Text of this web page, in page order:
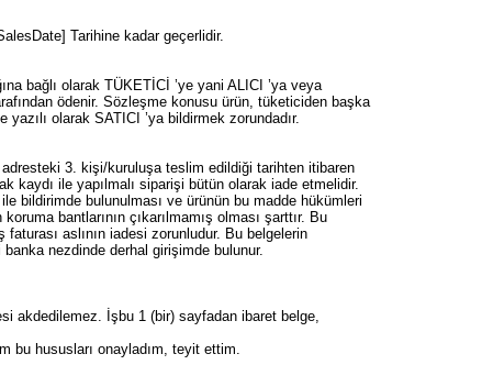
Tarihine kadar geçerlidir.
bağlı olarak TÜKETİCİ ’ye yani ALICI ’ya veya
ödenir. Sözleşme konusu ürün, tüketiciden başka
olarak SATICI ’ya bildirmek zorundadır.
3. kişi/kuruluşa teslim edildiği tarihten itibaren
kaydı ile yapılmalı siparişi bütün olarak iade etmelidir.
bildirimde bulunulması ve ürünün bu madde hükümleri
bantlarının çıkarılmamış olması şarttır. Bu
aslının iadesi zorunludur. Bu belgelerin
nezdinde derhal girişimde bulunur.
akdedilemez. İşbu 1 (bir) sayfadan ibaret belge,
bu hususları onayladım, teyit ettim.